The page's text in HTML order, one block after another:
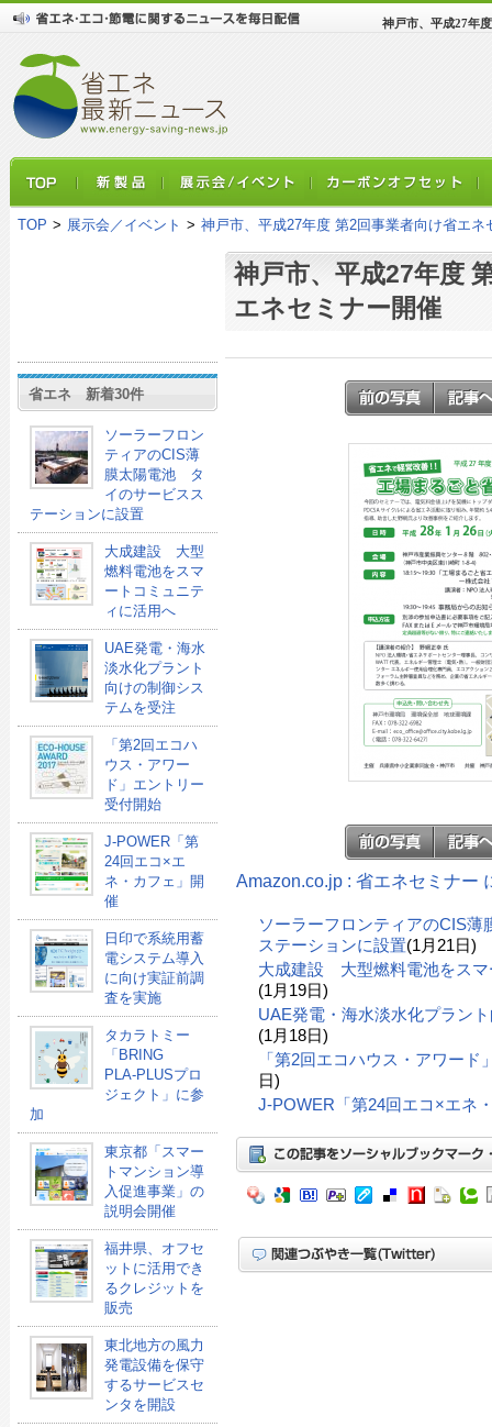
神戸市、平成27年
TOP > 展示会／イベント > 神戸市、平成27年度 第2回事業者向け省エネ
省エネ 新着30件
ソーラーフロン
ティアのCIS薄
膜太陽電池 タ
イのサービスス
テーションに設置
大成建設 大型
燃料電池をスマ
ートコミュニテ
ィに活用へ
UAE発電・海水
淡水化プラント
向けの制御シス
テムを受注
「第2回エコハ
ウス・アワー
ド」エントリー
受付開始
J-POWER「第
24回エコ×エ
ネ・カフェ」開
催
日印で系統用蓄
電システム導入
に向け実証前調
査を実施
タカラトミー
「BRING
PLA-PLUSプロ
ジェクト」に参
加
東京都「スマー
トマンション導
入促進事業」の
説明会開催
福井県、オフセ
ットに活用でき
るクレジットを
販売
東北地方の風力
発電設備を保守
するサービスセ
ンタを開設
神戸市、平成27年度
エネセミナー開催
Amazon.co.jp : 省エネセミナー
ソーラーフロンティアのCIS
ステーションに設置(1月21日)
大成建設 大型燃料電池をスマ
(1月19日)
UAE発電・海水淡水化プラン
(1月18日)
「第2回エコハウス・アワード
日)
J-POWER「第24回エコ×エネ